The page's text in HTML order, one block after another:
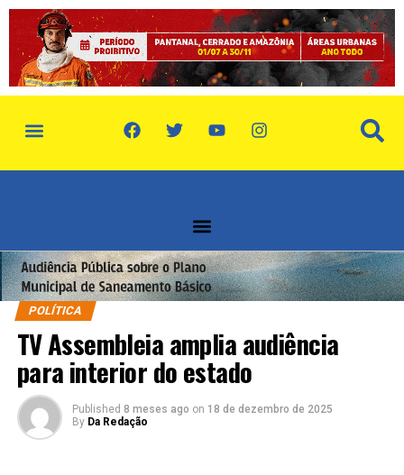
POLÍTICA
TV Assembleia amplia audiência
para interior do estado
Published 8 meses ago on 18 de dezembro de 2025
By Da Redação